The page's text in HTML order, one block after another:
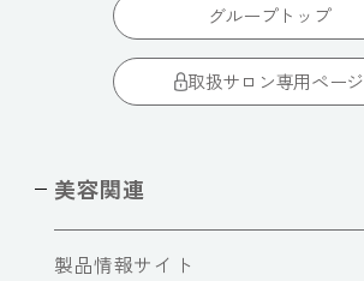
グループトップ
取扱サロン専用ページ
美容関連
製品情報サイト